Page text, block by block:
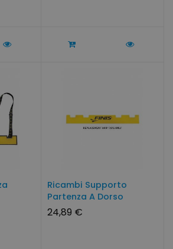
Ricambi Supporto
Partenza A Dorso
24,89 €